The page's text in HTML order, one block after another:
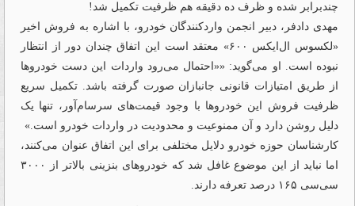
چندبرابر شده و ظرف ده دقیقه هم ظرفیت تکمیل شد!
مهدی دادفر، دبیر انجمن واردکنندگان خودرو، با اشاره به فروش اخیر
«لکسوس ال‌ایکس ۶۰۰» معتقد است این اتفاق چندان دور از انتظار
نبوده است. او می‌گوید: ««احتمال می‌رود واردات این دست خودرو‌ها
از طریق امتیازات قانونی جانبازان صورت گرفته باشد. تکمیل سریع
ظرفیت فروش این خودرو‌ها با وجود قیمت‌های سرسام‌آور، تنها یک
دلیل روشن دارد و آن ممنوعیت و محدودیت در واردات خودرو است.»
کارشناسان حوزه خودرو دلایل مختلفی برای این اتفاق عنوان می‌کنند،
اما نباید از این موضوع غافل شد که خودروهای بنزینی بالاتر از ۳۰۰۰
سی‌سی ۱۶۵ درصد تعرفه دارند.